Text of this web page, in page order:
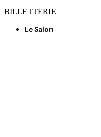
BILLETTERIE
Le Salon